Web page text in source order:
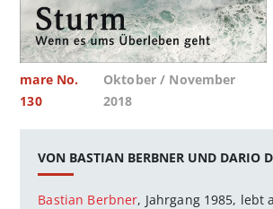
mare No.
130
Oktober / November
2018
VON BASTIAN BERBNER UND DARIO
Bastian Berbner, Jahrgang 1985, lebt